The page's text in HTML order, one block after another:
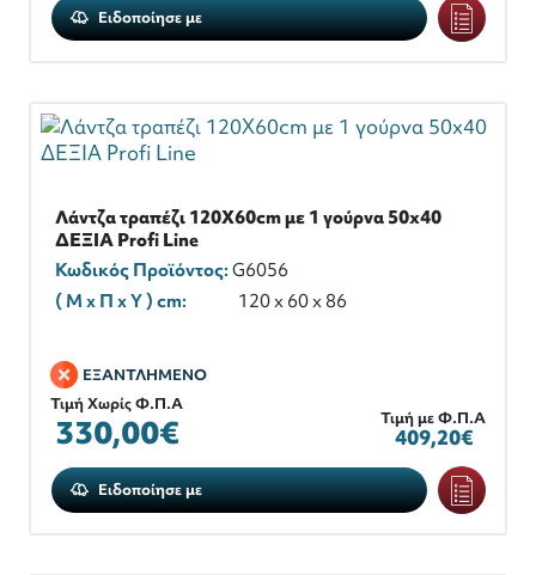
Ειδοποίησε με
Λάντζα τραπέζι 120X60cm με 1 γούρνα 50x40
ΔΕΞΙΑ Profi Line
Κωδικός Προϊόντος:G6056
( M x Π x Y ) cm:
120 x 60 x 86
ΕΞΑΝΤΛΗΜΕΝΟ
Τιμή Χωρίς Φ.Π.Α
330,00€ Τιμή με Φ.Π.Α
409,20€
Ειδοποίησε με